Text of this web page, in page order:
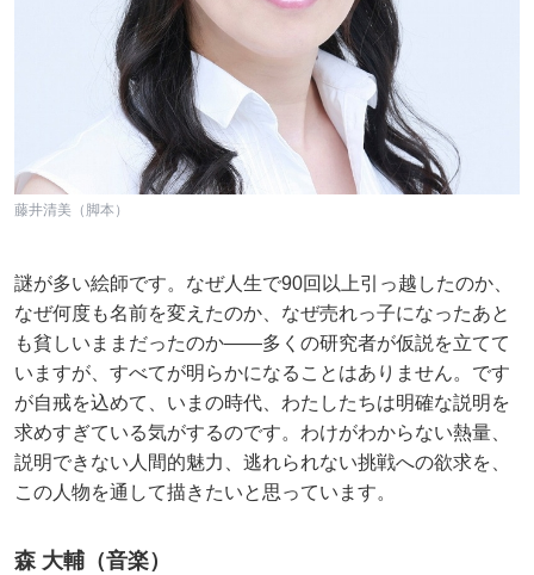
藤井清美（脚本）
謎が多い絵師です。なぜ人生で90回以上引っ越したのか、
なぜ何度も名前を変えたのか、なぜ売れっ子になったあと
も貧しいままだったのか——多くの研究者が仮説を立てて
いますが、すべてが明らかになることはありません。です
が自戒を込めて、いまの時代、わたしたちは明確な説明を
求めすぎている気がするのです。わけがわからない熱量、
説明できない人間的魅力、逃れられない挑戦への欲求を、
この人物を通して描きたいと思っています。
森 大輔（音楽）